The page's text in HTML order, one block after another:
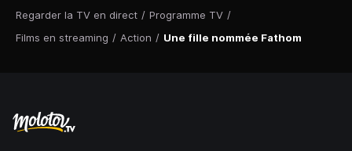
Regarder la TV en direct / Programme TV /
Films en streaming / Action / Une fille nommée Fathom